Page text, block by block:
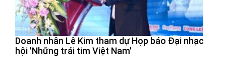
Doanh nhân Lê Kim tham dự Họp báo Đại nhạc
hội 'Những trái tim Việt Nam'